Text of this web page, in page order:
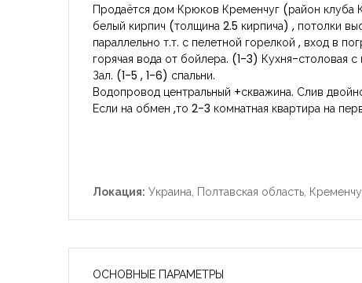
Продаётся дом Крюков Кременчуг (район
белый кирпич (толщина 2.5 кирпича) , потолки
параллельно т.т. с пелетной горелкой , вход в
горячая вода от бойлера. (1-3) Кухня-столовая
Зал. (1-5 , 1-6) спальни.
Водопровод центральный +скважина. Слив
Если на обмен ,то 2-3 комнатная квартира на
Локация: Украина, Полтавская область,
ОСНОВНЫЕ ПАРАМЕТРЫ